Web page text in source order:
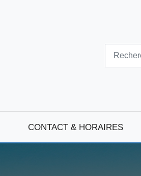
CONTACT & HORAIRES